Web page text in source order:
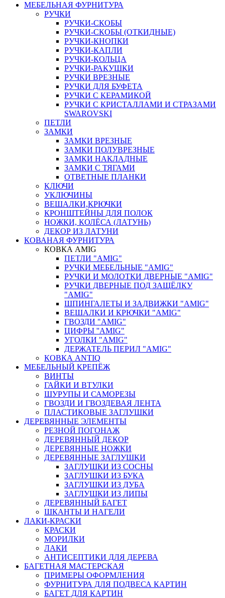
МЕБЕЛЬНАЯ ФУРНИТУРА
РУЧКИ
РУЧКИ-СКОБЫ
РУЧКИ-СКОБЫ (ОТКИДНЫЕ)
РУЧКИ-КНОПКИ
РУЧКИ-КАПЛИ
РУЧКИ-КОЛЬЦА
РУЧКИ-РАКУШКИ
РУЧКИ ВРЕЗНЫЕ
РУЧКИ ДЛЯ БУФЕТА
РУЧКИ С КЕРАМИКОЙ
РУЧКИ С КРИСТАЛЛАМИ И СТРАЗАМИ
SWAROVSKI
ПЕТЛИ
ЗАМКИ
ЗАМКИ ВРЕЗНЫЕ
ЗАМКИ ПОЛУВРЕЗНЫЕ
ЗАМКИ НАКЛАДНЫЕ
ЗАМКИ С ТЯГАМИ
ОТВЕТНЫЕ ПЛАНКИ
КЛЮЧИ
УКЛЮЧИНЫ
ВЕШАЛКИ,КРЮЧКИ
КРОНШТЕЙНЫ ДЛЯ ПОЛОК
НОЖКИ, КОЛЁСА (ЛАТУНЬ)
ДЕКОР ИЗ ЛАТУНИ
КОВАНАЯ ФУРНИТУРА
КОВКА AMIG
ПЕТЛИ "AMIG"
РУЧКИ МЕБЕЛЬНЫЕ "AMIG"
РУЧКИ И МОЛОТКИ ДВЕРНЫЕ "AMIG"
РУЧКИ ДВЕРНЫЕ ПОД ЗАЩЁЛКУ
"AMIG"
ШПИНГАЛЕТЫ И ЗАДВИЖКИ "AMIG"
ВЕШАЛКИ И КРЮЧКИ "AMIG"
ГВОЗДИ "AMIG"
ЦИФРЫ ''AMIG"
УГОЛКИ "AMIG"
ДЕРЖАТЕЛЬ ПЕРИЛ "AMIG"
КОВКА ANTIQ
МЕБЕЛЬНЫЙ КРЕПЁЖ
ВИНТЫ
ГАЙКИ И ВТУЛКИ
ШУРУПЫ И САМОРЕЗЫ
ГВОЗДИ И ГВОЗДЕВАЯ ЛЕНТА
ПЛАСТИКОВЫЕ ЗАГЛУШКИ
ДЕРЕВЯННЫЕ ЭЛЕМЕНТЫ
РЕЗНОЙ ПОГОНАЖ
ДЕРЕВЯННЫЙ ДЕКОР
ДЕРЕВЯННЫЕ НОЖКИ
ДЕРЕВЯННЫЕ ЗАГЛУШКИ
ЗАГЛУШКИ ИЗ СОСНЫ
ЗАГЛУШКИ ИЗ БУКА
ЗАГЛУШКИ ИЗ ДУБА
ЗАГЛУШКИ ИЗ ЛИПЫ
ДЕРЕВЯННЫЙ БАГЕТ
ШКАНТЫ И НАГЕЛИ
ЛАКИ-КРАСКИ
КРАСКИ
МОРИЛКИ
ЛАКИ
АНТИСЕПТИКИ ДЛЯ ДЕРЕВА
БАГЕТНАЯ МАСТЕРСКАЯ
ПРИМЕРЫ ОФОРМЛЕНИЯ
ФУРНИТУРА ДЛЯ ПОДВЕСА КАРТИН
БАГЕТ ДЛЯ КАРТИН